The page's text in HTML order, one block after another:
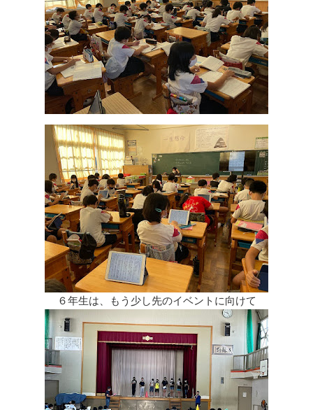
６年生は、もう少し先のイベントに向けて